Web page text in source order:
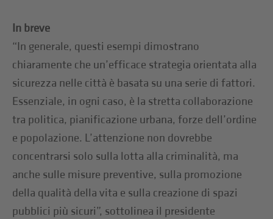
In breve
“In generale, questi esempi dimostrano
chiaramente che un’efficace strategia orientata alla
sicurezza nelle città è basata su una serie di fattori.
Essenziale, in ogni caso, è la stretta collaborazione
tra politica, pianificazione urbana, forze dell’ordine
e popolazione. L’attenzione non dovrebbe
concentrarsi solo sulla lotta alla criminalità, ma
anche sulle misure preventive, sulla promozione
della qualità della vita e sulla creazione di spazi
pubblici più sicuri”, sottolinea il presidente